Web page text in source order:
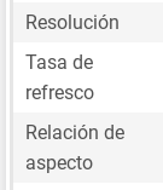
Resolución
Tasa de
refresco
Relación de
aspecto